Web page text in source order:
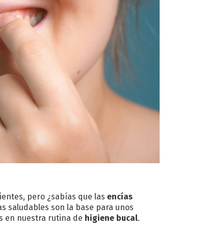
pero ¿sabías que las encías
saludables son la base para unos
en nuestra rutina de higiene bucal.